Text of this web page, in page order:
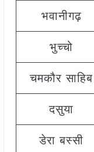
भवानीगढ़
भुच्चो
चमकौर साहिब
दसुया
डेरा बस्सी